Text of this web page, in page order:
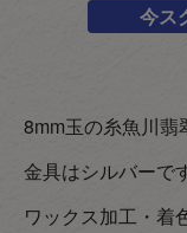
今ス
8mm玉の糸魚川翡
金具はシルバーで
ワックス加工・着